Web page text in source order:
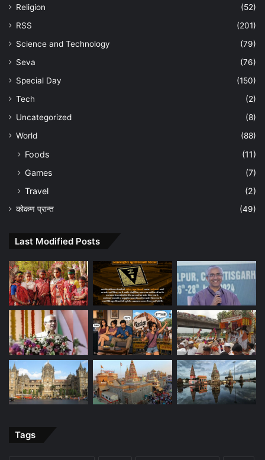
Religion
(52)
RSS
(201)
Science and Technology
(79)
Seva
(76)
Special Day
(150)
Tech
(2)
Uncategorized
(8)
World
(88)
Foods
(11)
Games
(7)
Travel
(2)
कोकण प्रान्त (49)
Last Modified Posts
Tags